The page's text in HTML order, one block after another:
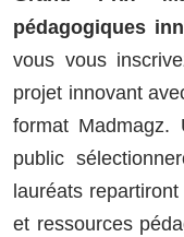
pédagogiques
vous vous
projet innovant
format Madmagz.
public
lauréats
et ressources